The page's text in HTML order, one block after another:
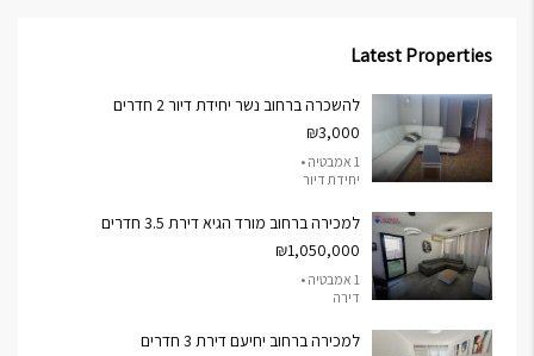
Latest Properties
להשכרה ברחוב נשר יחידת דיור 2 חדרים
₪3,000
1 אמבטיה •
יחידת דיור
למכירה ברחוב מורד הגיא דירת 3.5 חדרים
₪1,050,000
1 אמבטיה •
דירה
למכירה ברחוב יחיעם דירת 3 חדרים